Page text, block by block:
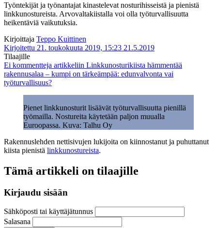
Työntekijät ja työnantajat kinastelevat nosturihisseistä ja pienistä
linkkunostureista. Arvovaltakiistalla voi olla työturvallisuutta
heikentäviä vaikutuksia.
Kirjoittaja Teppo Kuittinen
Kirjoitettu 21. toukokuuta 2019, 15:23 21.5.2019
Tilaajille
Ei kommentteja artikkeliin Linkkunosturikiista hämmentää
rakennusalaa – kumpi on tärkeämpää: edunvalvonta vai
työturvallisuus?
Pienet linkkunosturit lisäävät työturvallisuutta pienillä
työmailla. Nostureita käytetään paljon muualla
Euroopassa. Kuva: Talhu Oy
Rakennuslehden nettisivujen lukijoita on kiinnostanut ja puhuttanut
kiista pienistä linkkunostureista.
Tämä artikkeli on tilaajille
Kirjaudu sisään
Sähköposti tai käyttäjätunnus
Salasana